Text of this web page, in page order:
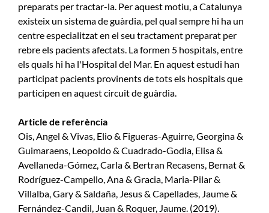
preparats per tractar-la. Per aquest motiu, a Catalunya
existeix un sistema de guàrdia, pel qual sempre hi ha un
centre especialitzat en el seu tractament preparat per
rebre els pacients afectats. La formen 5 hospitals, entre
els quals hi ha l'Hospital del Mar. En aquest estudi han
participat pacients provinents de tots els hospitals que
participen en aquest circuit de guàrdia.
Article de referència
Ois, Angel & Vivas, Elio & Figueras-Aguirre, Georgina &
Guimaraens, Leopoldo & Cuadrado-Godia, Elisa &
Avellaneda-Gómez, Carla & Bertran Recasens, Bernat &
Rodríguez-Campello, Ana & Gracia, Maria-Pilar &
Villalba, Gary & Saldaña, Jesus & Capellades, Jaume &
Fernández-Candil, Juan & Roquer, Jaume. (2019).